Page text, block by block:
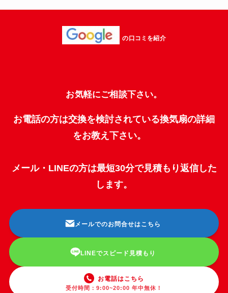
の口コミを紹介
お気軽にご相談下さい。
お電話の方は交換を検討されている換気扇の詳細
をお教え下さい。
メール・LINEの方は最短30分で見積もり返信した
します。
メールでのお問合せはこちら
LINEでスピード見積もり
お電話はこちら
受付時間：9:00~20:00 年中無休！